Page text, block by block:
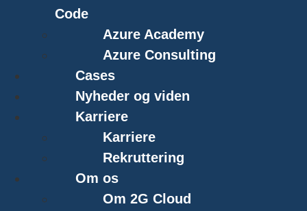
Code
Azure Academy
Azure Consulting
Cases
Nyheder og viden
Karriere
Karriere
Rekruttering
Om os
Om 2G Cloud